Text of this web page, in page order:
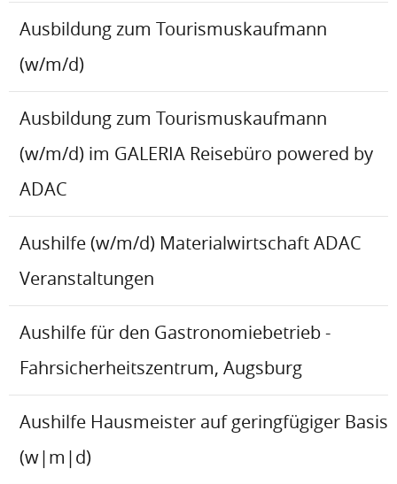
Ausbildung zum Tourismuskaufmann
(w/m/d)
Ausbildung zum Tourismuskaufmann
(w/m/d) im GALERIA Reisebüro powered by
ADAC
Aushilfe (w/m/d) Materialwirtschaft ADAC
Veranstaltungen
Aushilfe für den Gastronomiebetrieb -
Fahrsicherheitszentrum, Augsburg
Aushilfe Hausmeister auf geringfügiger Basis
(w|m|d)